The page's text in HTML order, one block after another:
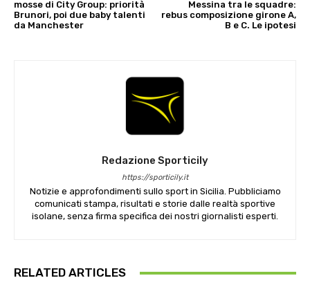
mosse di City Group: priorità
Brunori, poi due baby talenti
da Manchester
Messina tra le squadre:
rebus composizione girone A,
B e C. Le ipotesi
Redazione Sporticily
https://sporticily.it
Notizie e approfondimenti sullo sport in Sicilia. Pubbliciamo
comunicati stampa, risultati e storie dalle realtà sportive
isolane, senza firma specifica dei nostri giornalisti esperti.
RELATED ARTICLES